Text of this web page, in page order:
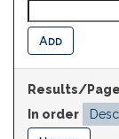
Results/Page
In order